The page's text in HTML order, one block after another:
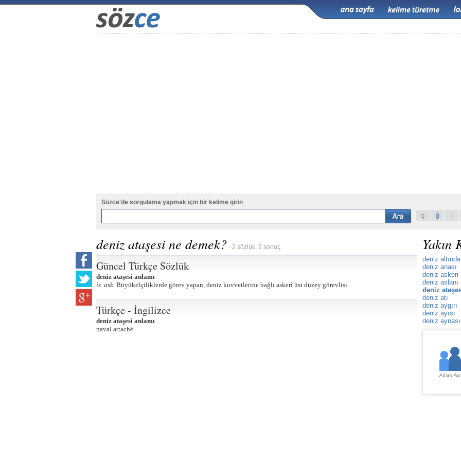
Sözce'de sorgulama yapmak için bir kelime girin
ç
ğ ı
deniz ataşesi ne demek? - 2 sözlük, 2 sonuç.
Güncel Türkçe Sözlük
deniz ataşesi anlamı
is. ask. Büyükelçiliklerde görev yapan, deniz kuvvetlerine bağlı askerî üst düzey görevlisi.
Türkçe - İngilizce
deniz ataşesi anlamı
naval attaché
Yakın
deniz
deniz anası
deniz askeri
deniz aslanı
deniz
deniz atı
deniz aygırı
deniz ayısı
deniz aynası